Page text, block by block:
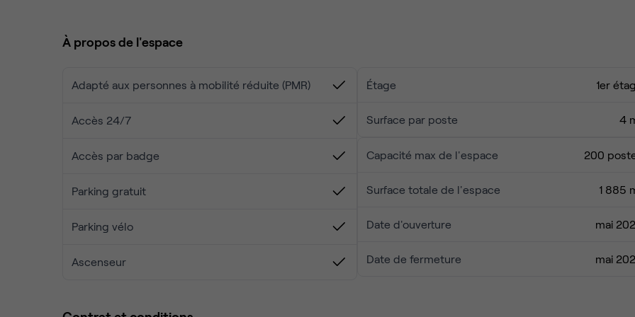
le terrain de golf, les terrains de tennis ou dans la salle de sport à proximité.
À propos de l'espace
Adapté aux personnes à mobilité réduite (PMR)
Accès 24/7
Accès par badge
Parking gratuit
Parking vélo
Ascenseur
Étage 1er
Surface par poste 4
Capacité max de l'espace 200
Surface totale de l'espace 1 885
Date d'ouverture mai
Date de fermeture mai